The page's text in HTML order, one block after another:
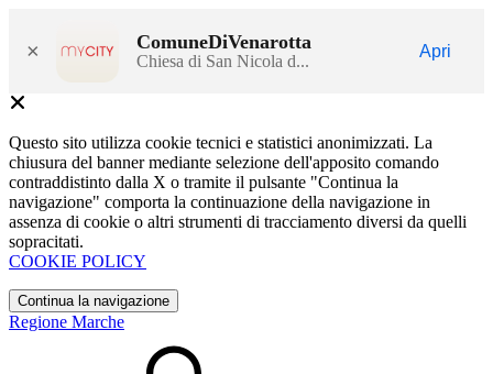
× ComuneDiVenarotta
Chiesa di San Nicola d...
Apri
Questo sito utilizza cookie tecnici e statistici anonimizzati. La
chiusura del banner mediante selezione dell'apposito comando
contraddistinto dalla X o tramite il pulsante "Continua la
navigazione" comporta la continuazione della navigazione in
assenza di cookie o altri strumenti di tracciamento diversi da quelli
sopracitati.
COOKIE POLICY
Continua la navigazione
Regione Marche